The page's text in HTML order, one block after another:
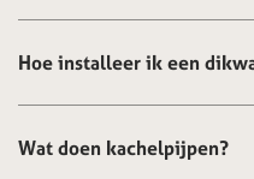
Hoe installeer ik een
Wat doen kachelpijpen?